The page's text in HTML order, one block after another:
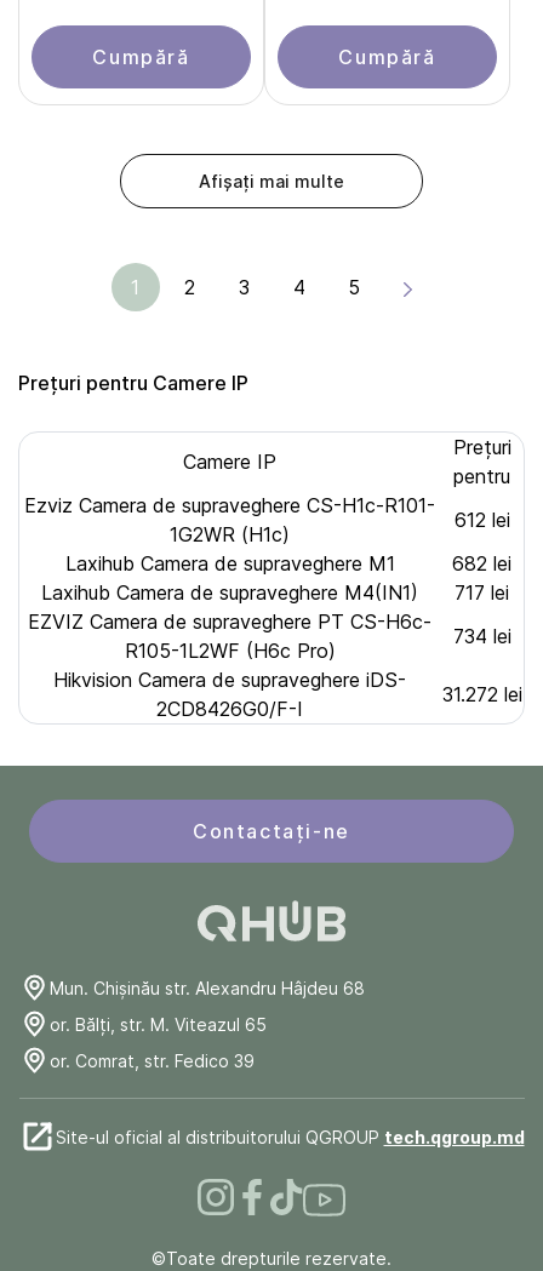
Cumpără Cumpără
Afișați mai multe
1 2 3 4 5
Prețuri pentru Camere IP
Camere IP
Prețuri
pentru
Ezviz Camera de supraveghere CS-H1c-R101-
1G2WR (H1c)
612 lei
Laxihub Camera de supraveghere M1
682 lei
Laxihub Camera de supraveghere M4(IN1)
717 lei
EZVIZ Camera de supraveghere PT CS-H6c-
R105-1L2WF (H6c Pro)
734 lei
Hikvision Camera de supraveghere iDS-
2CD8426G0/F-I
31.272 lei
Contactați-ne
Mun. Chişinău str. Alexandru Hâjdeu 68
or. Bălți, str. M. Viteazul 65
or. Comrat, str. Fedico 39
Site-ul oficial al distribuitorului QGROUP tech.qgroup.md
©Toate drepturile rezervate.